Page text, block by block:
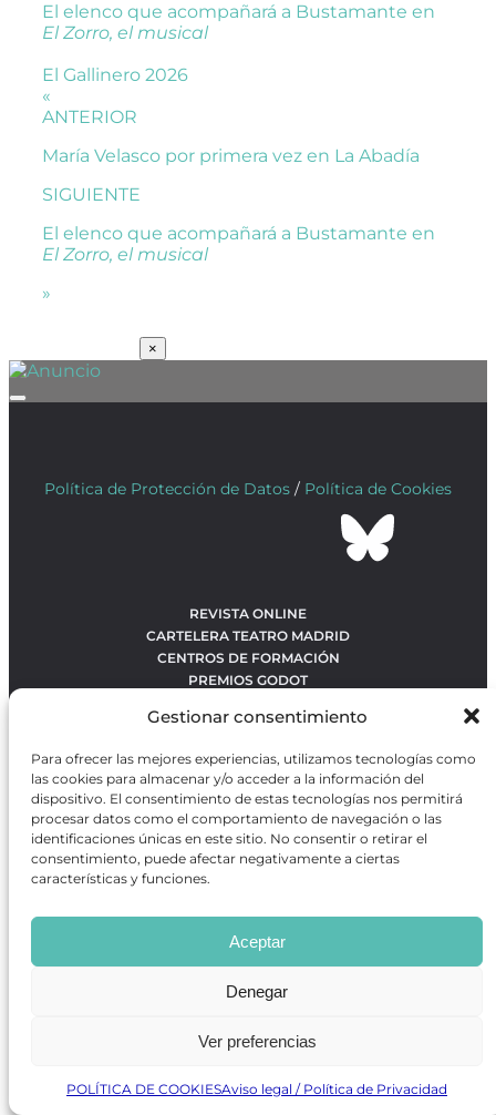
Gestionar consentimiento
Para ofrecer las mejores experiencias, utilizamos tecnologías como
las cookies para almacenar y/o acceder a la información del
dispositivo. El consentimiento de estas tecnologías nos permitirá
procesar datos como el comportamiento de navegación o las
identificaciones únicas en este sitio. No consentir o retirar el
consentimiento, puede afectar negativamente a ciertas
características y funciones.
Aceptar
Denegar
Ver preferencias
POLÍTICA DE COOKIESAviso legal / Política de Privacidad
El elenco que acompañará a Bustamante en
El Zorro, el musical
El Gallinero 2026
«
ANTERIOR
María Velasco por primera vez en La Abadía
SIGUIENTE
El elenco que acompañará a Bustamante en
El Zorro, el musical
»
×
Política de Protección de Datos / Política de Cookies
REVISTA ONLINE
CARTELERA TEATRO MADRID
CENTROS DE FORMACIÓN
PREMIOS GODOT
SOBRE NOSOTROS
OBRAS MÁS VOTADAS
RANKING MEJORES OBRAS
BÚSQUEDA AVANZADA DE OBRAS
en información sobre artes escénicas de Madrid, gratuita y
que se distribuye en espacios escénicos, además de otros
puntos de interés turístico y de ocio de la capital.
Revista de Artes Escénicas GODOT © 2026
Precise Future